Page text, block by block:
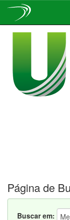
Página de
Buscar em: